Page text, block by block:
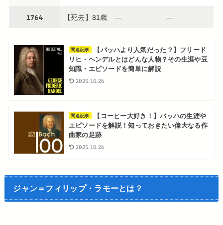
1764 【死去】81歳 ― ―
関連記事
【バッハより人気だった？】フリード
リヒ・ヘンデルとはどんな人物？その生涯や豆
知識・エピソードを簡単に解説
2025.10.26
関連記事
【コーヒー大好き！】バッハの生涯や
エピソードを解説！知っておきたい偉大なる作
曲家の足跡
2025.10.26
ジャン＝フィリップ・ラモーとは？